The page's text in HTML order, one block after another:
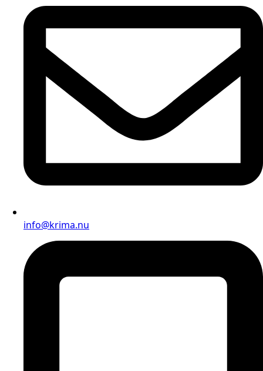
info@krima.nu